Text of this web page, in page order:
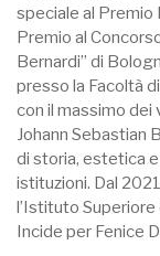
speciale al Premio
Premio al
Bernardi” di
presso la Facoltà
con il massimo dei
Johann Sebastian
di storia, estetica
istituzioni. Dal
l’Istituto Superiore
Incide per Fenice